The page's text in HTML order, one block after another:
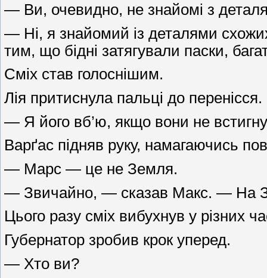
— Ви, очевидно, не знайомі з
— Ні, я знайомий із деталями
тим, що бідні затягували паски,
Сміх став голоснішим.
Лія притиснула пальці до перенісся.
— Я його вб’ю, якщо вони не
Варґас підняв руку, намагаючись
— Марс — це не Земля.
— Звичайно, — сказав Макс. — На
Цього разу сміх вибухнув у різних
Губернатор зробив крок уперед.
— Хто ви?